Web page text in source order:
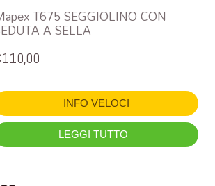
T675 SEGGIOLINO CON
A SELLA
110,00
INFO VELOCI
LEGGI TUTTO